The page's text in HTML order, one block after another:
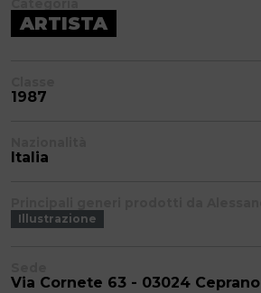
ARTISTA
1987
Italia
Illustrazione
Via Cornete 63 - 03024 Ceprano